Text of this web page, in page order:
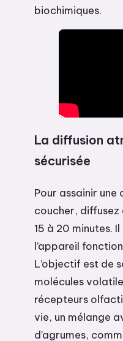
biochimiques.
La diffusion
sécurisée
Pour assainir
coucher,
15 à 20 minutes.
l’appareil
L’objectif est de
molécules
récepteurs
vie, un mélange
d’agrumes,